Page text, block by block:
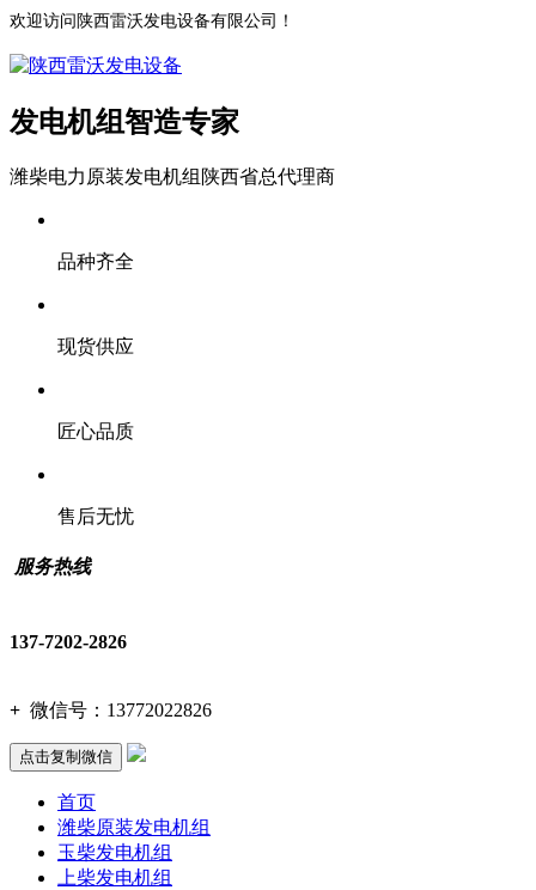
欢迎访问陕西雷沃发电设备有限公司！
发电机组智造专家
潍柴电力原装发电机组陕西省总代理商
品种齐全
现货供应
匠心品质
售后无忧
服务热线
137-7202-2826
+ 微信号： 13772022826
点击复制微信
首页
潍柴原装发电机组
玉柴发电机组
上柴发电机组